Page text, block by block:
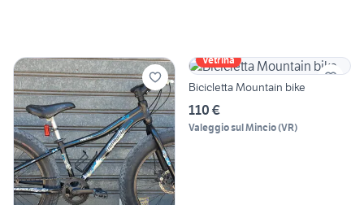
Vetrina
Bicicletta Mountain bike
110 €
Valeggio sul Mincio(VR)